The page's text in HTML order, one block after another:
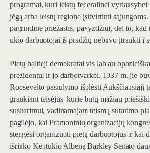
programai, kuri leistų federalinei
jėgą arba leistų regione įsitvirtinti
pagrindinė priežastis, pavyzdžiui, dėl to, kad
ūkio darbuotojai iš pradžių nebuvo įtraukti į
Pietų baltieji demokratai vis labiau
prezidentui ir jo darbotvarkei. 1937 m. jie
Roosevelto pasiūlymo išplėsti Aukščiausiąjį
įtraukiant teisėjus, kurie būtų mažiau
susitarimui, vadinamajam teismų sutarimo
pagilėjo, kai Pramoninių organizacijų
stengėsi organizuoti pietų darbuotojus ir kai
išrinko Kentukio Albeną Barkley Senato